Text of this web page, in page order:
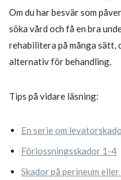
Om du har besvär som
söka vård och få en bra
rehabilitera på många sätt,
alternativ för behandling.
Tips på vidare läsning:
En serie om
Förlossningsskador 1-4
Skador på perineum